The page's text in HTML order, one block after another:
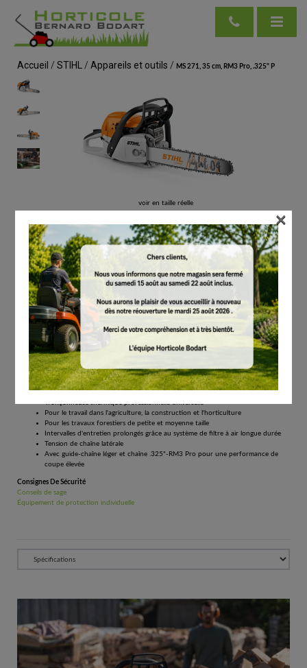
Accueil / STIHL/ Appareils et outils / MS 271, 35 cm, RM3 Pro, .325" P
voir en taille réelle
MS 271, 35 cm, RM3 Pro, .325" P
# 11412000644
Tronçonneuses
779.00
Tous les prix comprennent la TVA de 21%.
Réserver
Tronçonneuse thermique polyvalente d’une puissance de 2,6 kW
Tronçonneuse professionnelle de référence pour les petits abattages et
l'ébranchage
Tronçonneuse thermique professionnelle universelle
Pour le travail dans l'agriculture, la construction et l'horticulture
Pour les travaux forestiers de petite et moyenne taille
Intervalles d'entretien prolongés grâce au système de filtre à air longue durée
Tension de chaîne latérale
Avec guide-chaîne léger et chaîne .325"-RM3 Pro pour une performance de
coupe élevée
Consignes De Sécurité
Conseils de sage
Équipement de protection individuelle
×